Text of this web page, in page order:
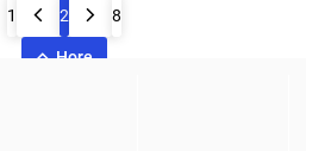
1 2 8
Hore